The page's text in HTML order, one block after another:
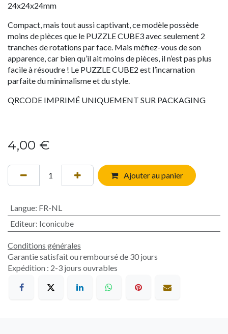
24x24x24mm
Compact, mais tout aussi captivant, ce modèle possède
moins de pièces que le PUZZLE CUBE3 avec seulement 2
tranches de rotations par face. Mais méfiez-vous de son
apparence, car bien qu’il ait moins de pièces, il n’est pas plus
facile à résoudre ! Le PUZZLE CUBE2 est l’incarnation
parfaite du minimalisme et du style.
QRCODE IMPRIMÉ UNIQUEMENT SUR PACKAGING
4,00 €
Ajouter au panier
Langue: FR-NL
Editeur: Iconicube
Conditions générales
Garantie satisfait ou remboursé de 30 jours
Expédition : 2-3 jours ouvrables